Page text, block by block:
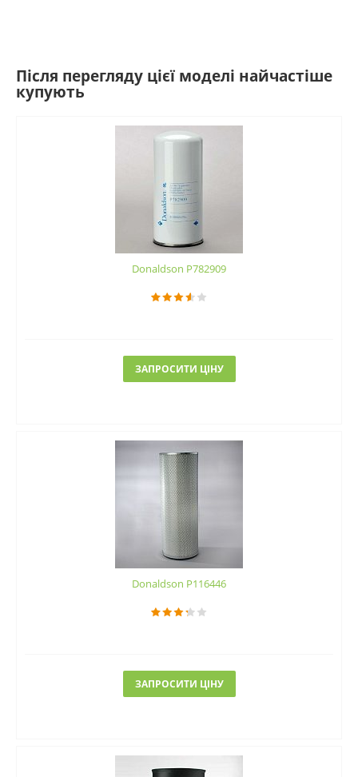
Після перегляду цієї моделі найчастіше
купують
Donaldson P782909
ЗАПРОСИТИ ЦІНУ
Donaldson P116446
ЗАПРОСИТИ ЦІНУ